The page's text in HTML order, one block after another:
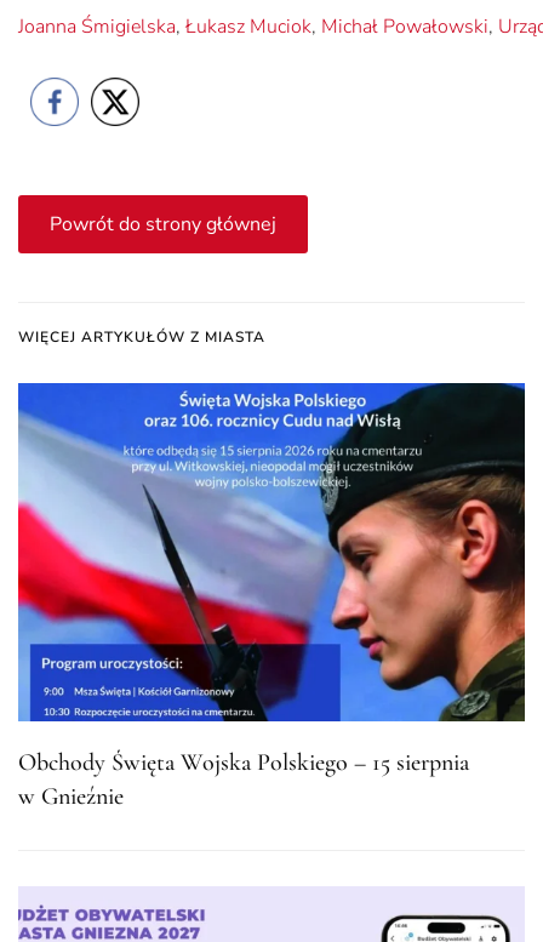
Joanna Śmigielska, Łukasz Muciok, Michał Powałowski,
Powrót do strony głównej
WIĘCEJ ARTYKUŁÓW Z MIASTA
Obchody Święta Wojska Polskiego – 15 sierpnia
w Gnieźnie